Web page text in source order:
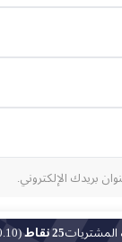
بريدك الإلكتروني.
25 نقاط